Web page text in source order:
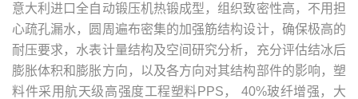
意大利进口全自动锻压机热锻成型，组织致密性高，不用担
心疏孔漏水，圆周遍布密集的加强筋结构设计，确保极高的
耐压要求，水表计量结构及空间研究分析，充分评估结冰后
膨胀体积和膨胀方向，以及各方向对其结构部件的影响，塑
料件采用航天级高强度工程塑料PPS， 40%玻纤增强，大